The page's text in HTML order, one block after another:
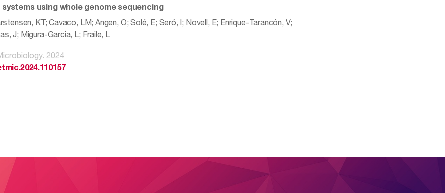
systems using whole genome sequencing
KT; Cavaco, LM; Angen, O; Solé, E; Seró, I; Novell, E; Enrique-Tarancón, V;
J; Migura-Garcia, L; Fraile, L
2024